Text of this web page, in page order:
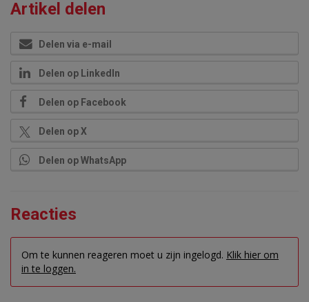
Artikel delen
Delen via e-mail
Delen op LinkedIn
Delen op Facebook
Delen op X
Delen op WhatsApp
Reacties
Om te kunnen reageren moet u zijn ingelogd. Klik hier om
in te loggen.